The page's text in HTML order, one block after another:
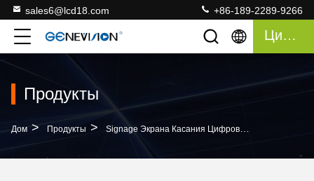
sales6@lcd18.com +86-189-2289-9266
Цитата
Продукты
Дом > Продукты > Signage Экрана Касания Цифровой